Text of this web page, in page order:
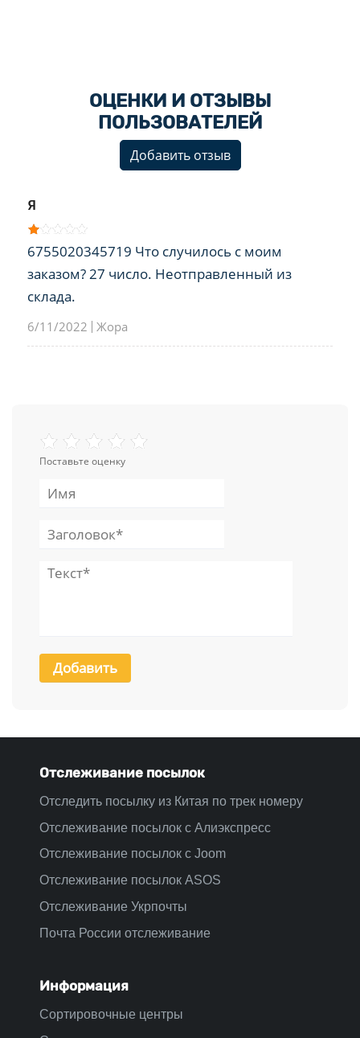
ОЦЕНКИ И ОТЗЫВЫ
ПОЛЬЗОВАТЕЛЕЙ
Добавить отзыв
Я
6755020345719 Что случилось с моим
заказом? 27 число. Неотправленный из
склада.
6/11/2022 Жора
Поставьте оценку
Отслеживание посылок
Отследить посылку из Китая по трек номеру
Отслеживание посылок с Алиэкспресс
Отслеживание посылок с Joom
Отслеживание посылок ASOS
Отслеживание Укрпочты
Почта России отслеживание
Информация
Сортировочные центры